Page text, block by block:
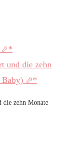
und die zehn
die zehn Monate